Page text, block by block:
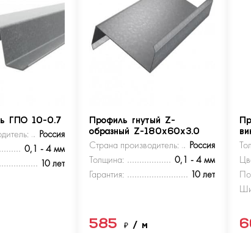
ГПО 10-0.7
Россия
0,1 - 4 мм
10 лет
Профиль гнутый Z-
образный Z-180х60х3.0
Страна производитель:
Россия
Толщина:
0,1 - 4 мм
Гарантия:
10 лет
585₽/ м